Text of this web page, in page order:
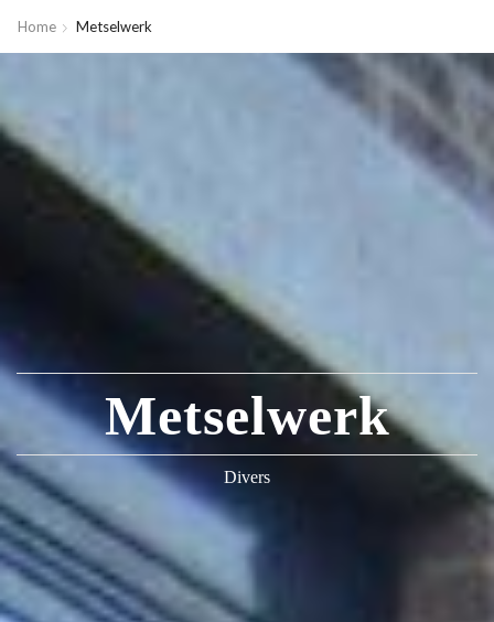
Home Metselwerk
Metselwerk
Divers